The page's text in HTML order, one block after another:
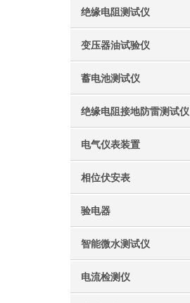
绝缘电阻测试仪
变压器油试验仪
蓄电池测试仪
绝缘电阻接地防雷测试仪
电气仪表装置
相位伏安表
验电器
智能微水测试仪
电流检测仪